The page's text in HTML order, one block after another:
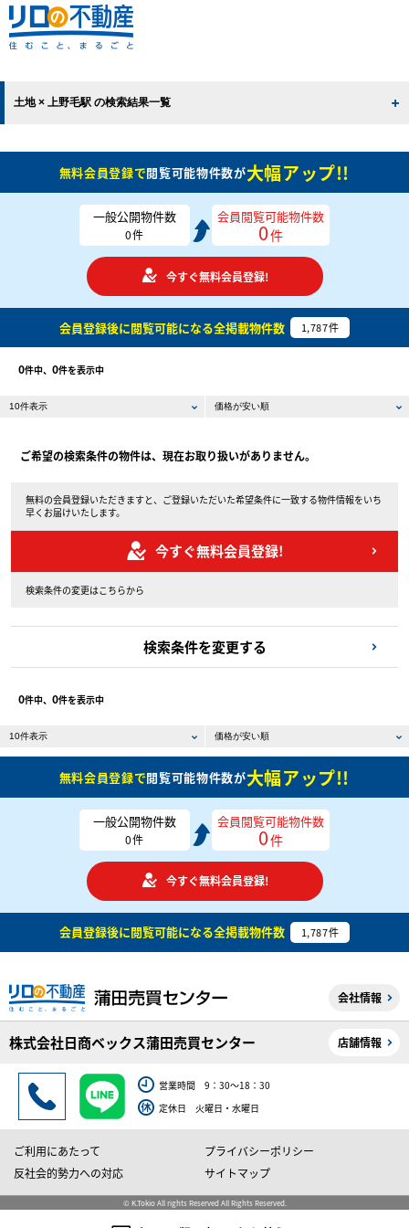
土地 × 上野毛駅 の検索結果一覧
無料会員登録で閲覧可能物件数が大幅アップ!!
一般公開物件数
0件
会員閲覧可能物件数
0件
今すぐ無料会員登録!
会員登録後に閲覧可能になる全掲載物件数 1,787件
0件中、 0件を表示中
ご希望の検索条件の物件は、現在お取り扱いがありません。
無料の会員登録いただきますと、ご登録いただいた希望条件に一致する物件情報をいち
早くお届けいたします。
今すぐ無料会員登録!
検索条件の変更はこちらから
検索条件を変更する
0件中、 0件を表示中
無料会員登録で閲覧可能物件数が大幅アップ!!
一般公開物件数
0件
会員閲覧可能物件数
0件
今すぐ無料会員登録!
会員登録後に閲覧可能になる全掲載物件数 1,787件
会社情報
株式会社日商ベックス蒲田売買センター 店舗情報
営業時間 9：30～18：30
定休日 火曜日・水曜日
ご利用にあたって
プライバシーポリシー
反社会的勢力への対応
サイトマップ
© K.Tokio All rights Reserved All Rights Reserved.